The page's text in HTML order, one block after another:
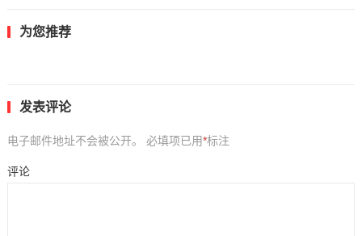
为您推荐
发表评论
电子邮件地址不会被公开。 必填项已用*标注
评论